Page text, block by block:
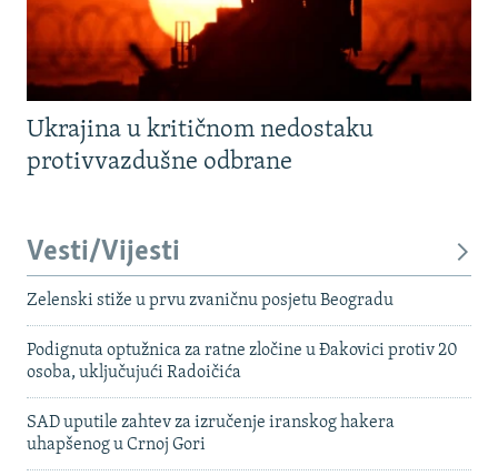
Ukrajina u kritičnom nedostaku
protivvazdušne odbrane
Vesti/Vijesti
Zelenski stiže u prvu zvaničnu posjetu Beogradu
Podignuta optužnica za ratne zločine u Đakovici protiv 20
osoba, uključujući Radoičića
SAD uputile zahtev za izručenje iranskog hakera
uhapšenog u Crnoj Gori